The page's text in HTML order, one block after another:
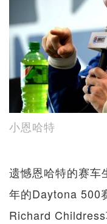
小恩哈特
遗憾恩哈特的赛车
年的Daytona 500
Richard